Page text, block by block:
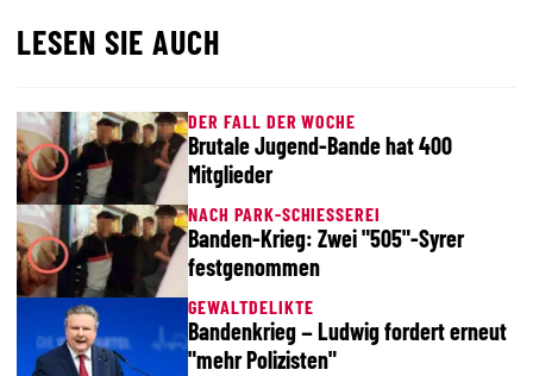
LESEN SIE AUCH
DER FALL DER WOCHE
Brutale Jugend-Bande hat 400
Mitglieder
NACH PARK-SCHIESSEREI
Banden-Krieg: Zwei "505"-Syrer
festgenommen
GEWALTDELIKTE
Bandenkrieg – Ludwig fordert erneut
"mehr Polizisten"